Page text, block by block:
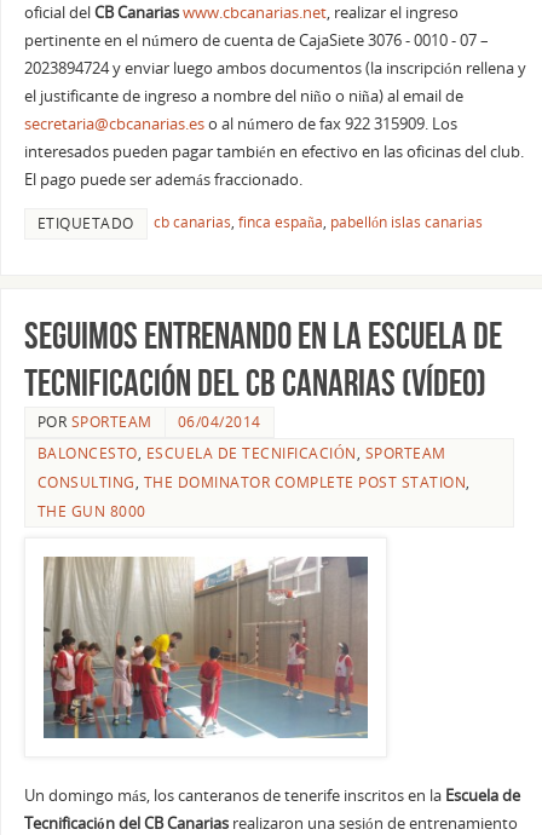
oficial delCB Canariaswww.cbcanarias.net, realizar el ingreso
pertinente en el número de cuenta de CajaSiete 3076 - 0010 - 07 –
2023894724 y enviar luego ambos documentos (la inscripción rellena y
el justificante de ingreso a nombre del niño o niña) al email de
secretaria@cbcanarias.eso al número de fax 922 315909. Los
interesados pueden pagar también en efectivo en las oficinas del club.
El pago puede ser además fraccionado.
ETIQUETADO cb canarias, finca españa, pabellón islas canarias
Seguimos entrenando en la Escuela de
Tecnificación del CB Canarias (vídeo)
POR SPORTEAM
06/04/2014
BALONCESTO, ESCUELA DE TECNIFICACIÓN, SPORTEAM
CONSULTING, THE DOMINATOR COMPLETE POST STATION,
THE GUN 8000
Un domingo más, los canteranos de tenerife inscritos en la Escuela de
Tecnificación del CB Canariasrealizaron una sesión de entrenamiento